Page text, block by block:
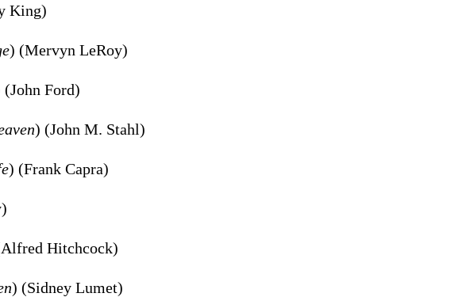
King)
) (Mervyn LeRoy)
(John Ford)
) (John M. Stahl)
) (Frank Capra)
Hitchcock)
) (Sidney Lumet)